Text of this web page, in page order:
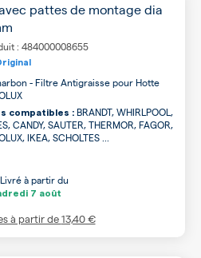
pattes de montage dia
: 484000008655
- Filtre Antigraisse pour Hotte
compatibles : BRANDT, WHIRLPOOL,
CANDY, SAUTER, THERMOR, FAGOR,
IKEA, SCHOLTES ...
Livré à partir du
7 août
à partir de13,40 €